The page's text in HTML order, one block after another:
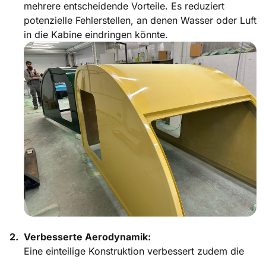
mehrere entscheidende Vorteile. Es reduziert
potenzielle Fehlerstellen, an denen Wasser oder Luft
in die Kabine eindringen könnte.
Verbesserte Aerodynamik:
Eine einteilige Konstruktion verbessert zudem die